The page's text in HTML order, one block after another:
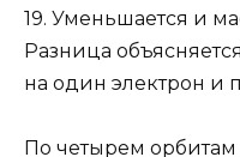
19. Уменьшается и
Разница
на один электрон и
По четырем орбитам